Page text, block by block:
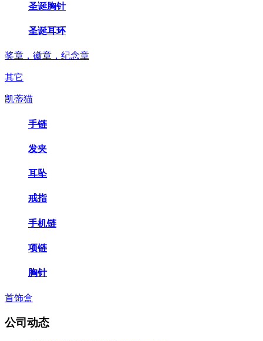
圣诞胸针
圣诞耳环
奖章，徽章，纪念章
其它
凯蒂猫
手链
发夹
耳坠
戒指
手机链
项链
胸针
首饰盒
公司动态